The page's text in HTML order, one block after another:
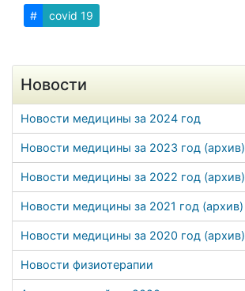
# covid 19
Новости
Новости медицины за 2024 год
Новости медицины за 2023 год (архив)
Новости медицины за 2022 год (архив)
Новости медицины за 2021 год (архив)
Новости медицины за 2020 год (архив)
Новости физиотерапии